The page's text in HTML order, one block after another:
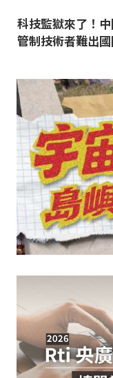
科技監獄來了！
管制技術者難出